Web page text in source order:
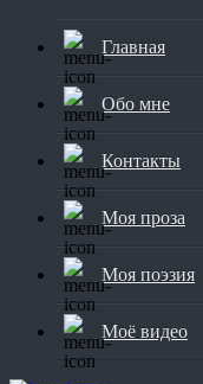
Главная
Обо мне
Контакты
Моя проза
Моя поэзия
Моё видео